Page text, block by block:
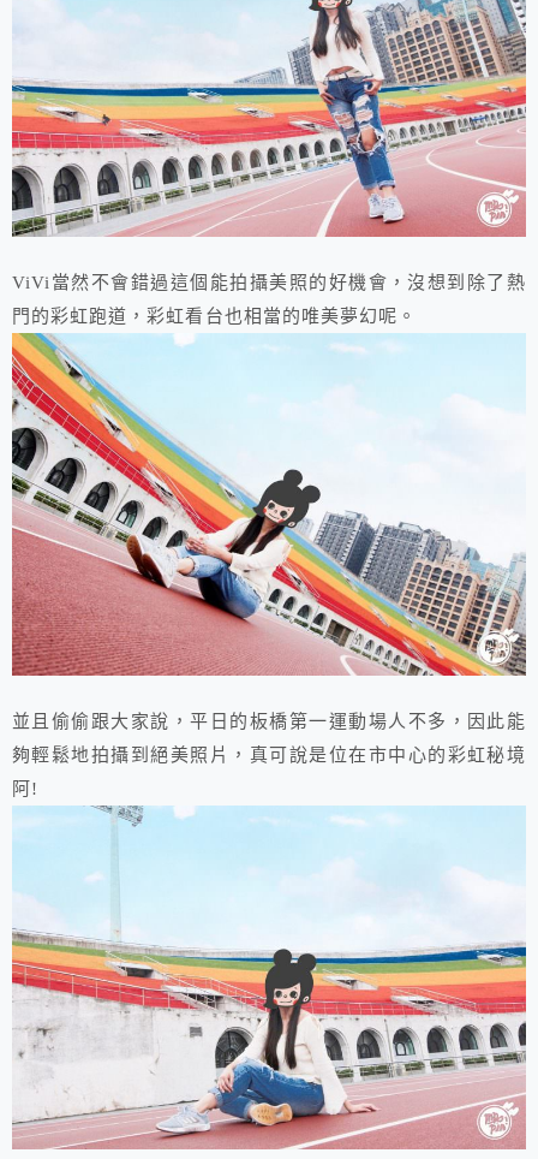
ViVi當然不會錯過這個能拍攝美照的好機會，沒想到除了熱
門的彩虹跑道，彩虹看台也相當的唯美夢幻呢。
並且偷偷跟大家說，平日的板橋第一運動場人不多，因此能
夠輕鬆地拍攝到絕美照片，真可說是位在市中心的彩虹秘境
阿!